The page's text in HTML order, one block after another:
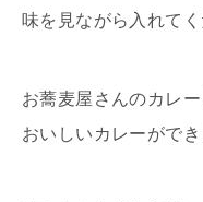
味を見ながら入れてく
お蕎麦屋さんのカレ
おいしいカレーができ